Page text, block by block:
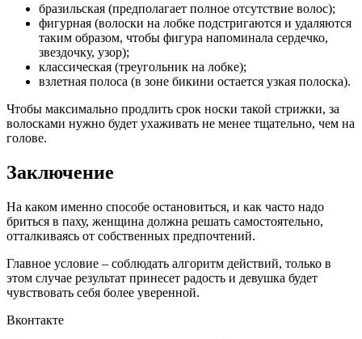
бразильская (предполагает полное отсутствие волос);
фигурная (волоски на лобке подстригаются и удаляются
таким образом, чтобы фигура напоминала сердечко,
звездочку, узор);
классическая (треугольник на лобке);
взлетная полоса (в зоне бикини остается узкая полоска).
Чтобы максимально продлить срок носки такой стрижки, за
волосками нужно будет ухаживать не менее тщательно, чем на
голове.
Заключение
На каком именно способе остановиться, и как часто надо
бриться в паху, женщина должна решать самостоятельно,
отталкиваясь от собственных предпочтений.
Главное условие – соблюдать алгоритм действий, только в
этом случае результат принесет радость и девушка будет
чувствовать себя более уверенной.
Вконтакте